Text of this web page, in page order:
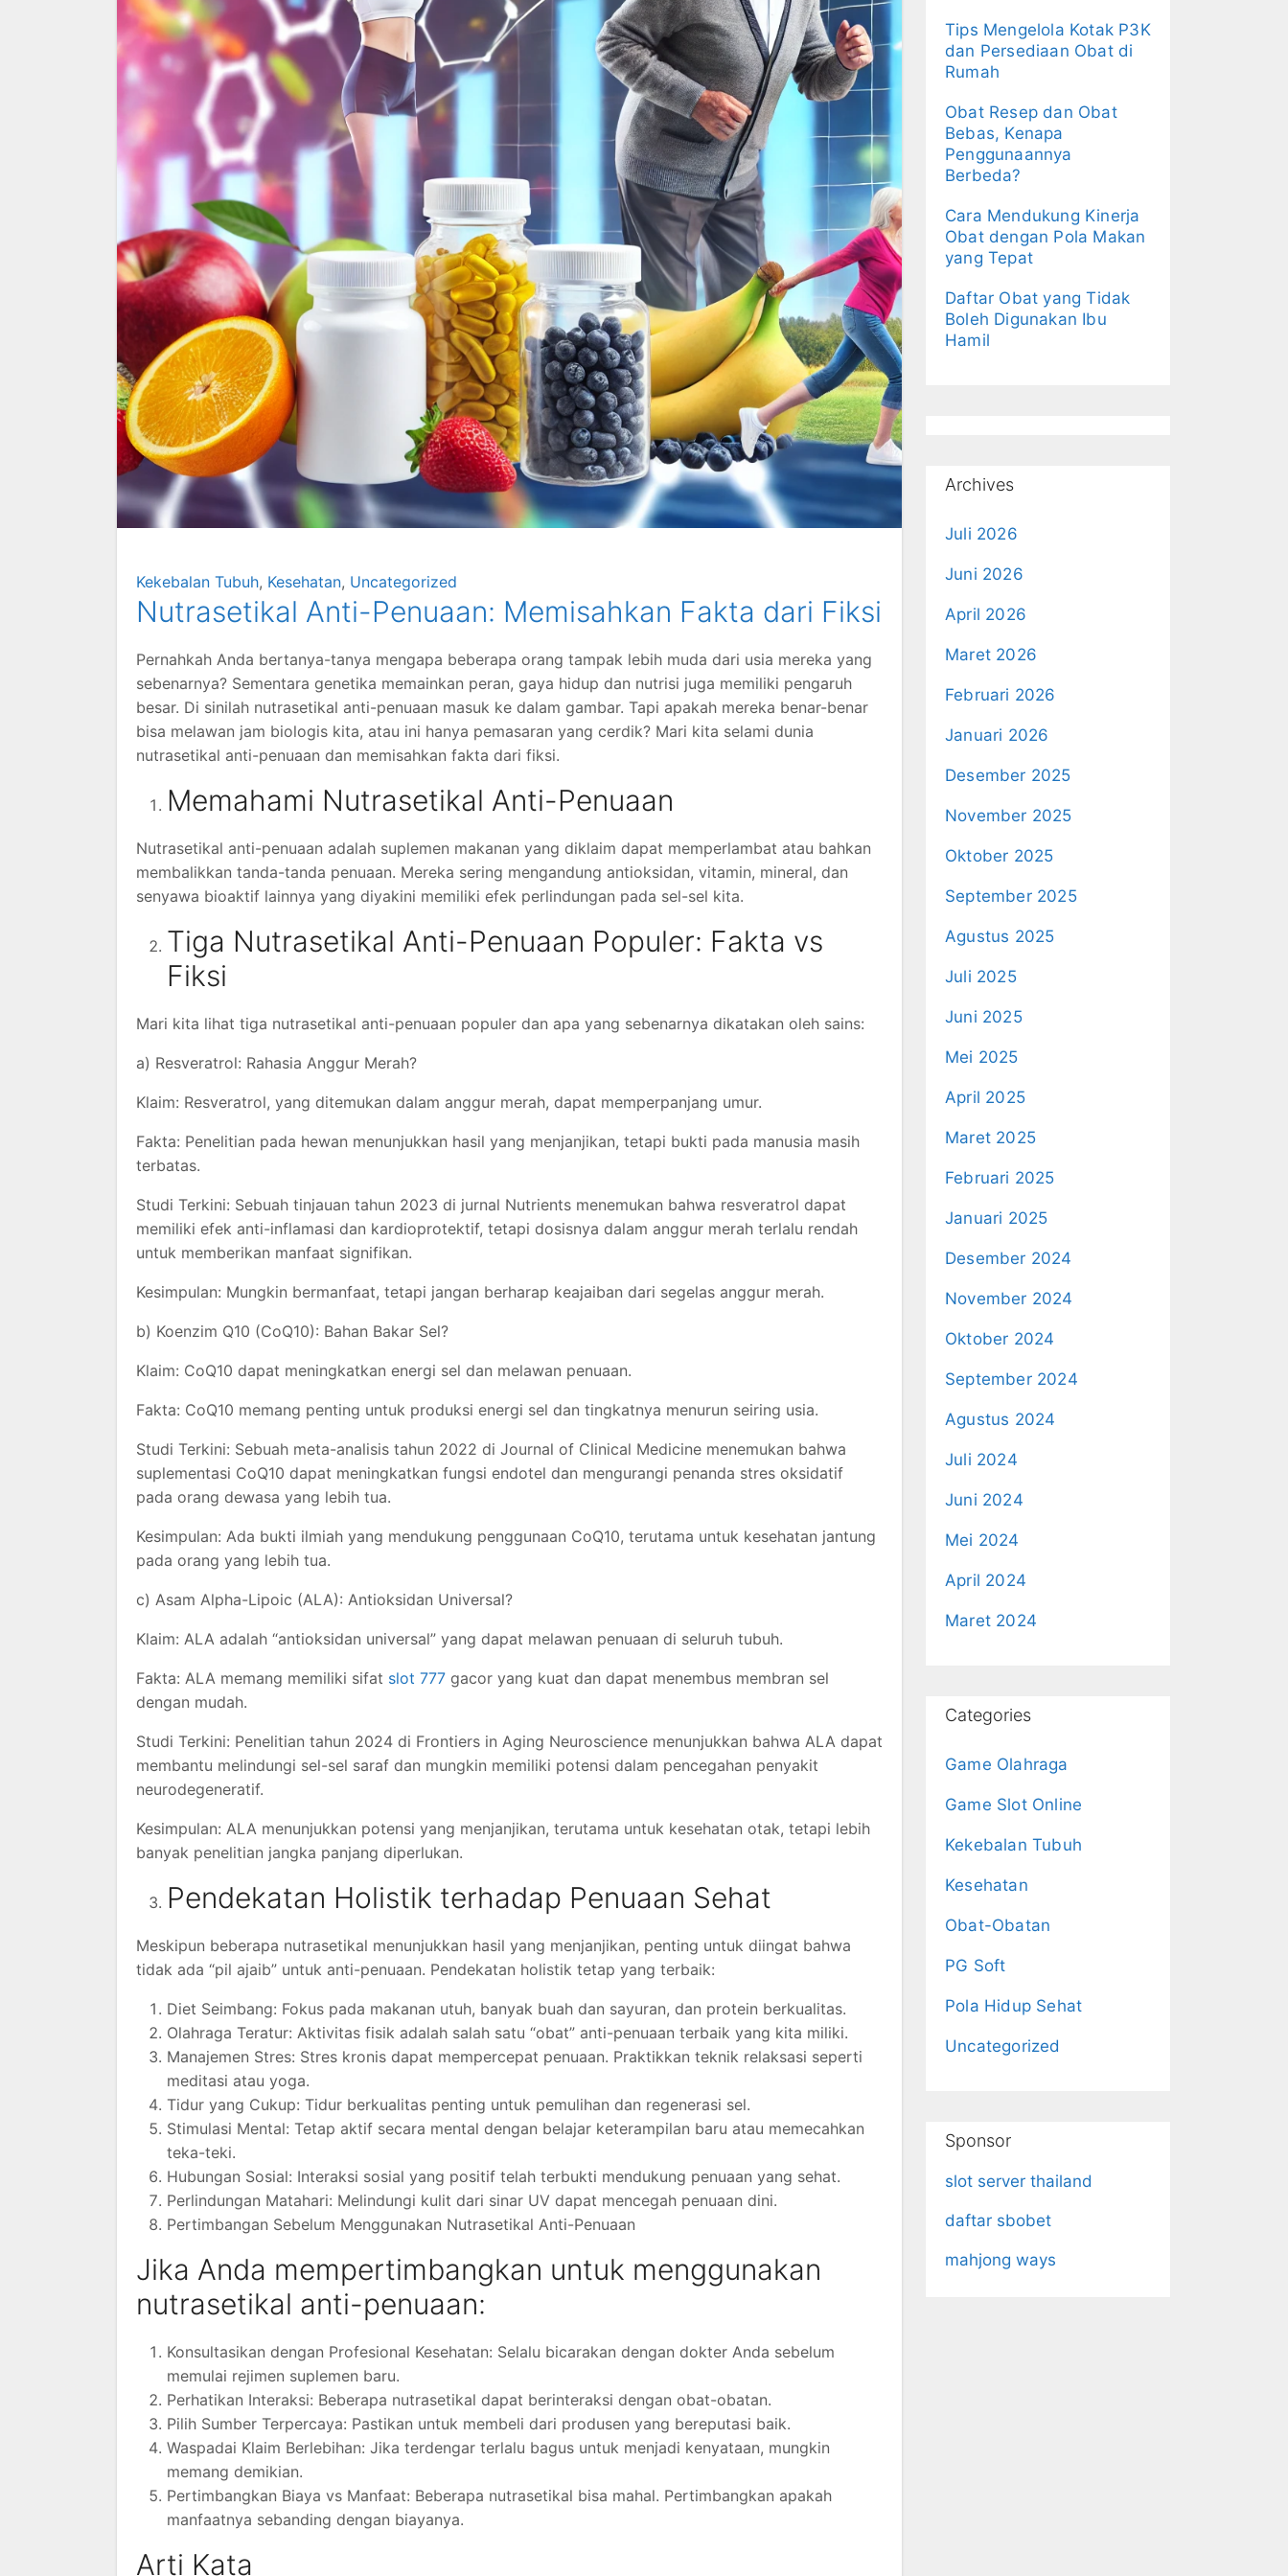
Kekebalan Tubuh, Kesehatan, Uncategorized
Nutrasetikal Anti-Penuaan: Memisahkan Fakta dari Fiksi
Pernahkah Anda bertanya-tanya mengapa beberapa orang tampak lebih muda dari usia mereka yang
sebenarnya? Sementara genetika memainkan peran, gaya hidup dan nutrisi juga memiliki pengaruh
besar. Di sinilah nutrasetikal anti-penuaan masuk ke dalam gambar. Tapi apakah mereka benar-benar
bisa melawan jam biologis kita, atau ini hanya pemasaran yang cerdik? Mari kita selami dunia
nutrasetikal anti-penuaan dan memisahkan fakta dari fiksi.
Memahami Nutrasetikal Anti-Penuaan
Nutrasetikal anti-penuaan adalah suplemen makanan yang diklaim dapat memperlambat atau bahkan
membalikkan tanda-tanda penuaan. Mereka sering mengandung antioksidan, vitamin, mineral, dan
senyawa bioaktif lainnya yang diyakini memiliki efek perlindungan pada sel-sel kita.
Tiga Nutrasetikal Anti-Penuaan Populer: Fakta vs
Fiksi
Mari kita lihat tiga nutrasetikal anti-penuaan populer dan apa yang sebenarnya dikatakan oleh sains:
a) Resveratrol: Rahasia Anggur Merah?
Klaim: Resveratrol, yang ditemukan dalam anggur merah, dapat memperpanjang umur.
Fakta: Penelitian pada hewan menunjukkan hasil yang menjanjikan, tetapi bukti pada manusia masih
terbatas.
Studi Terkini: Sebuah tinjauan tahun 2023 di jurnal Nutrients menemukan bahwa resveratrol dapat
memiliki efek anti-inflamasi dan kardioprotektif, tetapi dosisnya dalam anggur merah terlalu rendah
untuk memberikan manfaat signifikan.
Kesimpulan: Mungkin bermanfaat, tetapi jangan berharap keajaiban dari segelas anggur merah.
b) Koenzim Q10 (CoQ10): Bahan Bakar Sel?
Klaim: CoQ10 dapat meningkatkan energi sel dan melawan penuaan.
Fakta: CoQ10 memang penting untuk produksi energi sel dan tingkatnya menurun seiring usia.
Studi Terkini: Sebuah meta-analisis tahun 2022 di Journal of Clinical Medicine menemukan bahwa
suplementasi CoQ10 dapat meningkatkan fungsi endotel dan mengurangi penanda stres oksidatif
pada orang dewasa yang lebih tua.
Kesimpulan: Ada bukti ilmiah yang mendukung penggunaan CoQ10, terutama untuk kesehatan jantung
pada orang yang lebih tua.
c) Asam Alpha-Lipoic (ALA): Antioksidan Universal?
Klaim: ALA adalah “antioksidan universal” yang dapat melawan penuaan di seluruh tubuh.
Fakta: ALA memang memiliki sifat slot 777 gacor yang kuat dan dapat menembus membran sel
dengan mudah.
Studi Terkini: Penelitian tahun 2024 di Frontiers in Aging Neuroscience menunjukkan bahwa ALA dapat
membantu melindungi sel-sel saraf dan mungkin memiliki potensi dalam pencegahan penyakit
neurodegeneratif.
Kesimpulan: ALA menunjukkan potensi yang menjanjikan, terutama untuk kesehatan otak, tetapi lebih
banyak penelitian jangka panjang diperlukan.
Pendekatan Holistik terhadap Penuaan Sehat
Meskipun beberapa nutrasetikal menunjukkan hasil yang menjanjikan, penting untuk diingat bahwa
tidak ada “pil ajaib” untuk anti-penuaan. Pendekatan holistik tetap yang terbaik:
Diet Seimbang: Fokus pada makanan utuh, banyak buah dan sayuran, dan protein berkualitas.
Olahraga Teratur: Aktivitas fisik adalah salah satu “obat” anti-penuaan terbaik yang kita miliki.
Manajemen Stres: Stres kronis dapat mempercepat penuaan. Praktikkan teknik relaksasi seperti
meditasi atau yoga.
Tidur yang Cukup: Tidur berkualitas penting untuk pemulihan dan regenerasi sel.
Stimulasi Mental: Tetap aktif secara mental dengan belajar keterampilan baru atau memecahkan
teka-teki.
Hubungan Sosial: Interaksi sosial yang positif telah terbukti mendukung penuaan yang sehat.
Perlindungan Matahari: Melindungi kulit dari sinar UV dapat mencegah penuaan dini.
Pertimbangan Sebelum Menggunakan Nutrasetikal Anti-Penuaan
Jika Anda mempertimbangkan untuk menggunakan
nutrasetikal anti-penuaan:
Konsultasikan dengan Profesional Kesehatan: Selalu bicarakan dengan dokter Anda sebelum
memulai rejimen suplemen baru.
Perhatikan Interaksi: Beberapa nutrasetikal dapat berinteraksi dengan obat-obatan.
Pilih Sumber Terpercaya: Pastikan untuk membeli dari produsen yang bereputasi baik.
Waspadai Klaim Berlebihan: Jika terdengar terlalu bagus untuk menjadi kenyataan, mungkin
memang demikian.
Pertimbangkan Biaya vs Manfaat: Beberapa nutrasetikal bisa mahal. Pertimbangkan apakah
manfaatnya sebanding dengan biayanya.
Arti Kata
Tips Mengelola Kotak P3K
dan Persediaan Obat di
Rumah
Obat Resep dan Obat
Bebas, Kenapa
Penggunaannya
Berbeda?
Cara Mendukung Kinerja
Obat dengan Pola Makan
yang Tepat
Daftar Obat yang Tidak
Boleh Digunakan Ibu
Hamil
Archives
Juli 2026
Juni 2026
April 2026
Maret 2026
Februari 2026
Januari 2026
Desember 2025
November 2025
Oktober 2025
September 2025
Agustus 2025
Juli 2025
Juni 2025
Mei 2025
April 2025
Maret 2025
Februari 2025
Januari 2025
Desember 2024
November 2024
Oktober 2024
September 2024
Agustus 2024
Juli 2024
Juni 2024
Mei 2024
April 2024
Maret 2024
Categories
Game Olahraga
Game Slot Online
Kekebalan Tubuh
Kesehatan
Obat-Obatan
PG Soft
Pola Hidup Sehat
Uncategorized
Sponsor
slot server thailand
daftar sbobet
mahjong ways